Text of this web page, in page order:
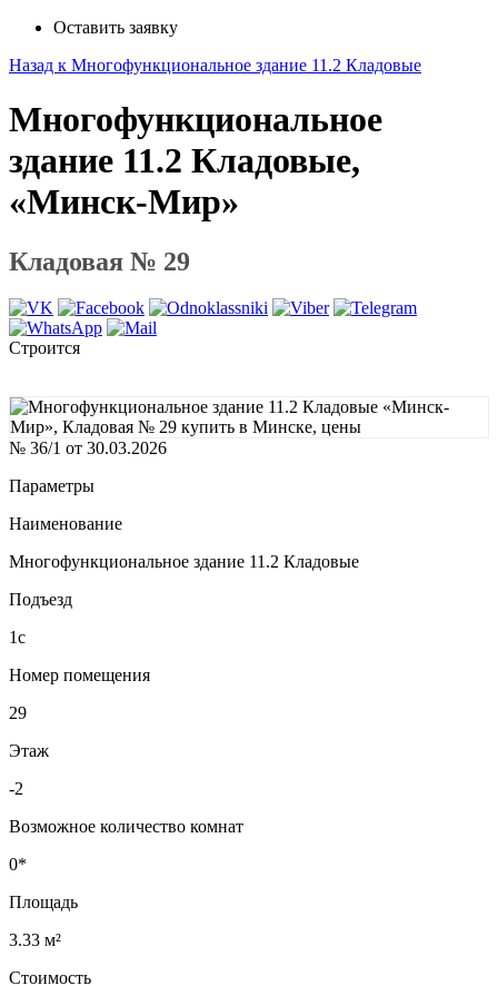
Оставить заявку
Назад к Многофункциональное здание 11.2 Кладовые
Многофункциональное
здание 11.2 Кладовые,
«Минск-Мир»
Кладовая № 29
Строится
№ 36/1 от 30.03.2026
Параметры
Наименование
Многофункциональное здание 11.2 Кладовые
Подъезд
1с
Номер помещения
29
Этаж
-2
Возможное количество комнат
0*
Площадь
3.33 м²
Стоимость